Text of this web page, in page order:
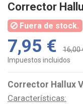
Corrector
Fuera de stock.
7,95 € 16,00
Impuestos incluidos
Corrector Hallux
Características: